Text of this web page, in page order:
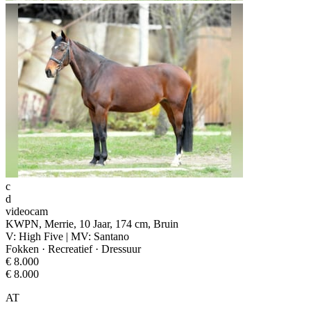
c
d
videocam
KWPN, Merrie, 10 Jaar, 174 cm, Bruin
V: High Five | MV: Santano
Fokken · Recreatief · Dressuur
€ 8.000
€ 8.000
AT